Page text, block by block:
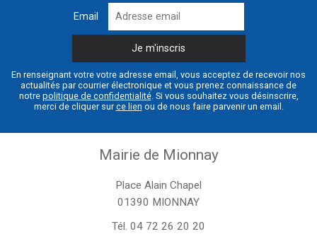
Email
En renseignant votre votre adresse email, vous acceptez de recevoir nos
actualités par courrier électronique et vous prenez connaissance de
notre politique de confidentialité. Si vous souhaitez vous désinscrire,
merci de cliquer surce lien ou de nous faire parvenir un email.
Mairie de Mionnay
Place Alain Chapel
01390 MIONNAY
Tél. 04 72 26 20 20